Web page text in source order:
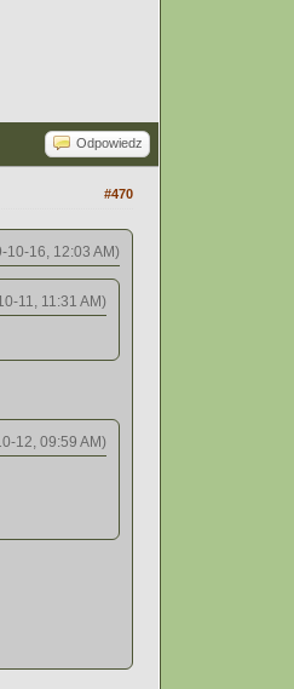
Odpowiedz
#470
10-16, 12:03 AM)
11, 11:31 AM)
12, 09:59 AM)